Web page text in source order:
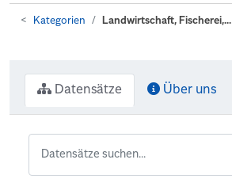
Kategorien Landwirtschaft, Fischerei,...
Datensätze Über uns